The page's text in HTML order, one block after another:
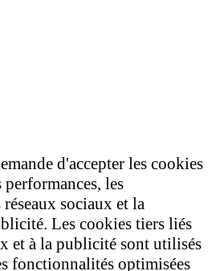
d'accepter les cookies
les
sociaux et la
Les cookies tiers liés
et à la publicité sont utilisés
fonctionnalités optimisées